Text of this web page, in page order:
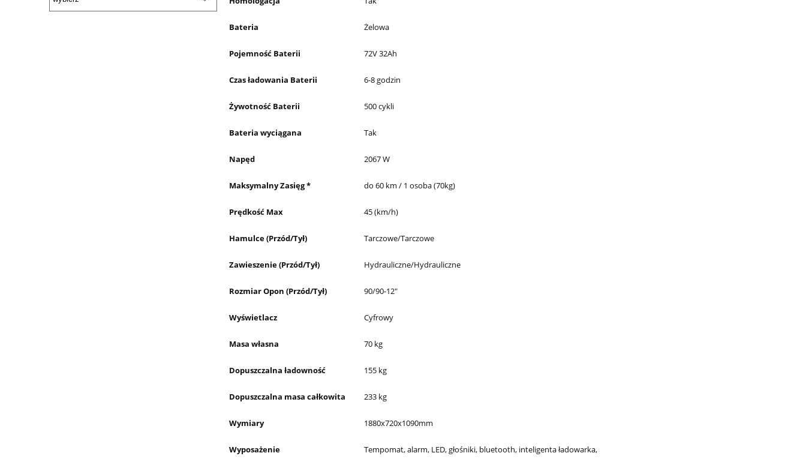
Bateria Żelowa
Pojemność Baterii 72V 32Ah
Czas ładowania Baterii 6-8 godzin
Żywotność Baterii 500 cykli
Bateria wyciągana Tak
Napęd 2067 W
Maksymalny Zasięg * do 60 km / 1 osoba (70kg)
Prędkość Max 45 (km/h)
Hamulce (Przód/Tył) Tarczowe/Tarczowe
Zawieszenie (Przód/Tył) Hydrauliczne/Hydrauliczne
Rozmiar Opon (Przód/Tył) 90/90-12"
Wyświetlacz Cyfrowy
Masa własna 70 kg
Dopuszczalna ładowność 155 kg
Dopuszczalna masa całkowita 233 kg
Wymiary 1880x720x1090mm
Wyposażenie Tempomat, alarm, LED, głośniki, bluetooth, inteligenta ładowarka,